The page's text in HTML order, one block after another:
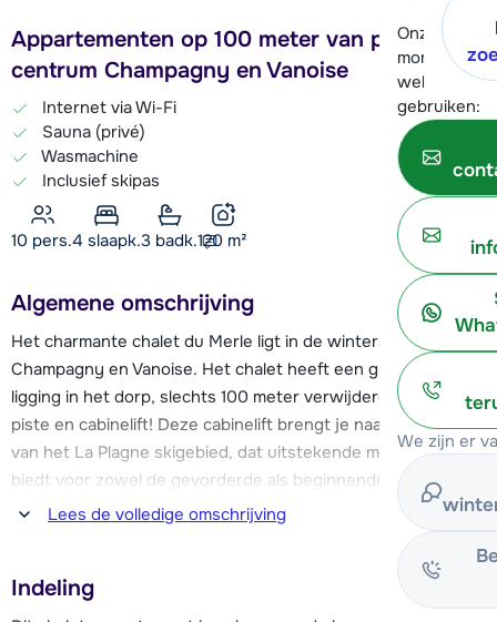
Onze
moment
wel alvast
gebruiken:
We zijn er
Appartementen op 100 meter van piste en
centrum Champagny en Vanoise
Internet via Wi-Fi
Sauna (privé)
Wasmachine
Inclusief skipas
10 pers.4 slaapk.3 badk.120 m²
Algemene omschrijving
Het charmante chalet du Merle ligt in de wintersportplaats
Champagny en Vanoise. Het chalet heeft een gunstige
ligging in het dorp, slechts 100 meter verwijderd van de
piste en cabinelift! Deze cabinelift brengt je naar de pistes
van het La Plagne skigebied, dat uitstekende mogelijkheden
biedt voor zowel de gevorderde als beginnende
wintersporter.
Het centrum van Champagny en Vanoise ligt slechts 150
meter van het chalet vandaan en heeft een uitgebreid
Lees de volledige omschrijving
Indeling